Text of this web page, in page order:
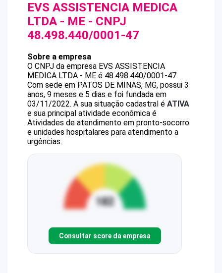
EVS ASSISTENCIA MEDICA
LTDA - ME - CNPJ
48.498.440/0001-47
Sobre a empresa
O CNPJ da empresa EVS ASSISTENCIA
MEDICA LTDA - ME é 48.498.440/0001-47.
Com sede em PATOS DE MINAS, MG, possui 3
anos, 9 meses e 5 dias e foi fundada em
03/11/2022. A sua situação cadastral é ATIVA
e sua principal atividade econômica é
Atividades de atendimento em pronto-socorro
e unidades hospitalares para atendimento a
urgências.
Consultar score da empresa